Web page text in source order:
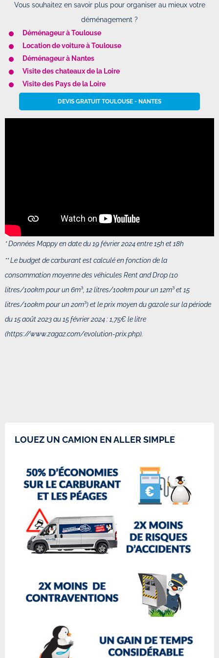
Vous souhaitez en savoir plus pour organiser au mieux votre
déménagement ?
Déménageur à Toulouse
Location de voiture à Toulouse
Déménageur à Nantes
Visite des chateaux de la Loire
Visite des Pays de la Loire
DEVIS GRATUIT TOULOUSE - NANTES
* Données Mappy en date du 19 février 2024 entre 15h et 18h
** Le budget de carburant est calculé en fonction dela
consommation moyenne des véhicules Rent and Drop (10
litres/100km pour un 6m³ , 12 litres/100km pour un 12m³et 15
litres/100km pour un 20m³) etle prix moyen du gazole sur la période
du 15 août 2023 au 15 février 2024 : 1,75€ le litre
(https://www.zagaz.com/evolution-prix.php).
LOUEZ UN CAMION EN ALLER SIMPLE